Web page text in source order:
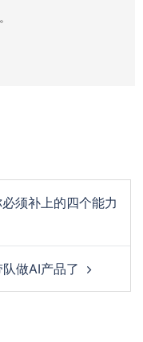
须补上的四个能力
做AI产品了